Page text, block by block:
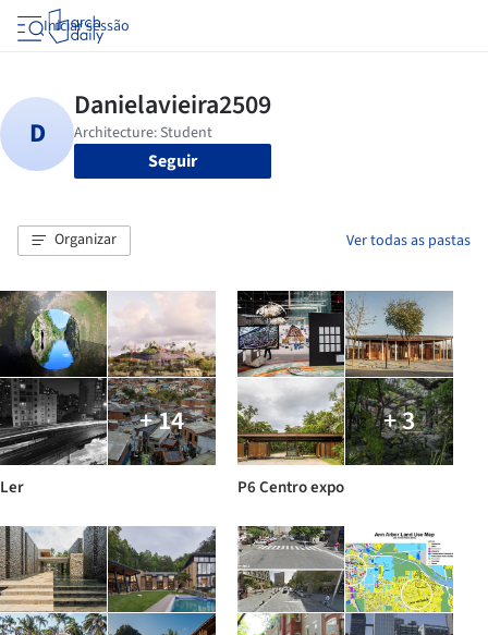
Iniciar sessão
Seguir
Organizar Ver todas as pastas
+ 14
Ler
+ 3
P6 Centro expo